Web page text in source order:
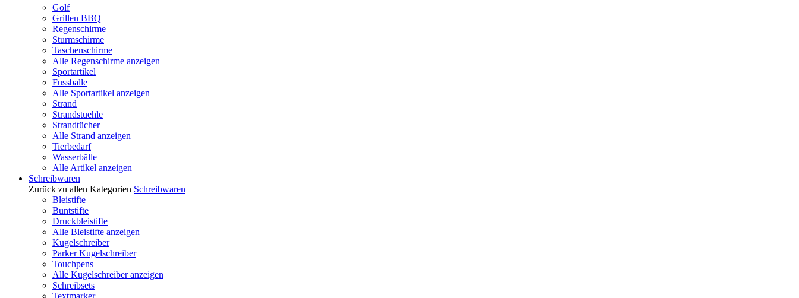
Golf
Grillen BBQ
Regenschirme
Sturmschirme
Taschenschirme
Alle Regenschirme anzeigen
Sportartikel
Fussballe
Alle Sportartikel anzeigen
Strand
Strandstuehle
Strandtücher
Alle Strand anzeigen
Tierbedarf
Wasserbälle
Alle Artikel anzeigen
Schreibwaren
Zurück zu allen Kategorien Schreibwaren
Bleistifte
Buntstifte
Druckbleistifte
Alle Bleistifte anzeigen
Kugelschreiber
Parker Kugelschreiber
Touchpens
Alle Kugelschreiber anzeigen
Schreibsets
Textmarker